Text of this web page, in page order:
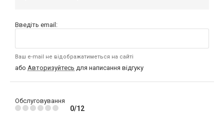
Введіть email:
Ваш e-mail не відображатиметься на сайті
або Авторизуйтесь для написання відгуку
Обслуговування
0/12